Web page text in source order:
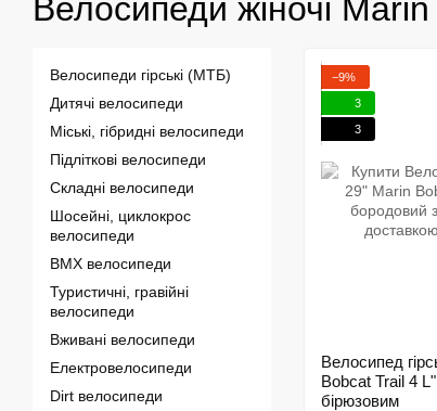
Велосипеди жіночі Marin
−9%
3
3
Велосипед
Bobcat Trail 4
бірюзовим
Велосипеди гірські (МТБ)
Дитячі велосипеди
Міські, гібридні велосипеди
Підліткові велосипеди
Складні велосипеди
Шосейні, циклокрос
велосипеди
BMX велосипеди
Туристичні, гравійні
велосипеди
Вживані велосипеди
Електровелосипеди
Dirt велосипеди